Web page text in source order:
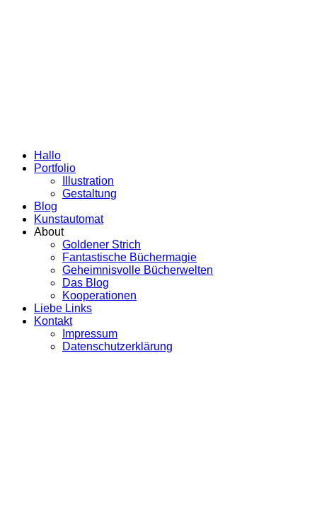
Hallo
Portfolio
Illustration
Gestaltung
Blog
Kunstautomat
About
Goldener Strich
Fantastische Büchermagie
Geheimnisvolle Bücherwelten
Das Blog
Kooperationen
Liebe Links
Kontakt
Impressum
Datenschutzerklärung